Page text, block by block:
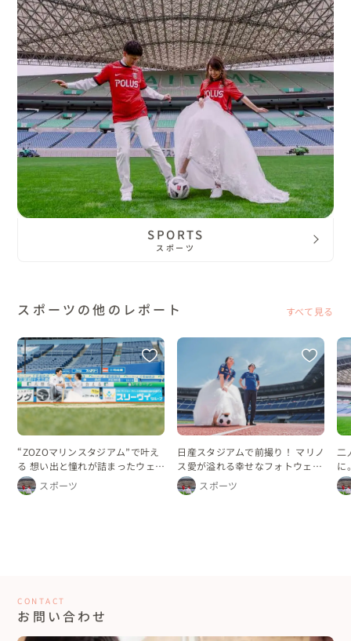
SPORTS
スポーツ
スポーツの他のレポート すべて見る
“ZOZOマリンスタジアム”で叶え
る 想い出と憧れが詰まったウェデ
ィングフォト
スポーツ
日産スタジアムで前撮り！ マリノ
ス愛が溢れる幸せなフォトウェデ
ィングスポーツ
二
に
フ
CONTACT
お問い合わせ